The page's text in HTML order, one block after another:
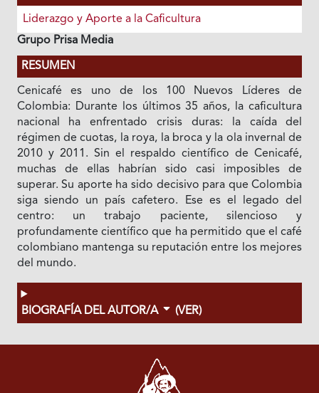
Liderazgo y Aporte a la Caficultura
Grupo Prisa Media
RESUMEN
Cenicafé es uno de los 100 Nuevos Líderes de
Colombia: Durante los últimos 35 años, la caficultura
nacional ha enfrentado crisis duras: la caída del
régimen de cuotas, la roya, la broca y la ola invernal de
2010 y 2011. Sin el respaldo científico de Cenicafé,
muchas de ellas habrían sido casi imposibles de
superar. Su aporte ha sido decisivo para que Colombia
siga siendo un país cafetero. Ese es el legado del
centro: un trabajo paciente, silencioso y
profundamente científico que ha permitido que el café
colombiano mantenga su reputación entre los mejores
del mundo.
BIOGRAFÍA DEL AUTOR/A (VER)